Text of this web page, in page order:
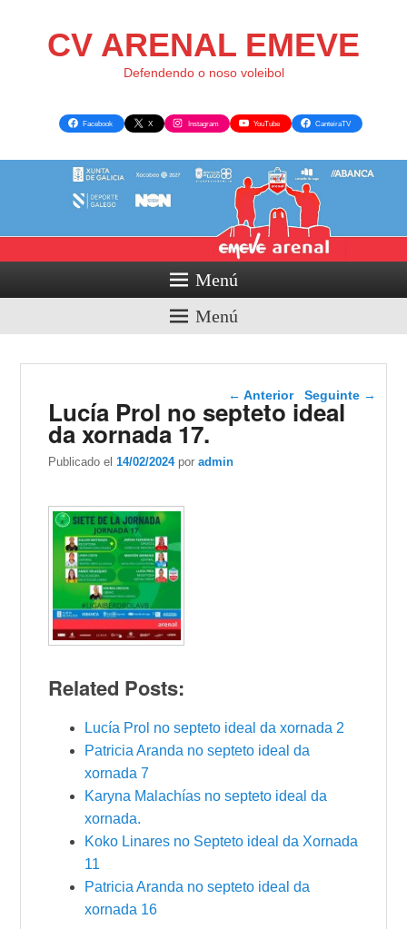
CV ARENAL EMEVE
Defendendo o noso voleibol
Facebook X Instagram YouTube CanteiraTV
Menú
Menú
Navegador de artigos
← Anterior Seguinte →
Lucía Prol no septeto ideal
da xornada 17.
Publicado el14/02/2024 poradmin
Related Posts:
Lucía Prol no septeto ideal da xornada 2
Patricia Aranda no septeto ideal da
xornada 7
Karyna Malachías no septeto ideal da
xornada.
Koko Linares no Septeto ideal da Xornada
11
Patricia Aranda no septeto ideal da
xornada 16